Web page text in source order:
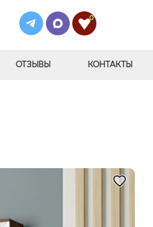
0
ОТЗЫВЫ КОНТАКТЫ